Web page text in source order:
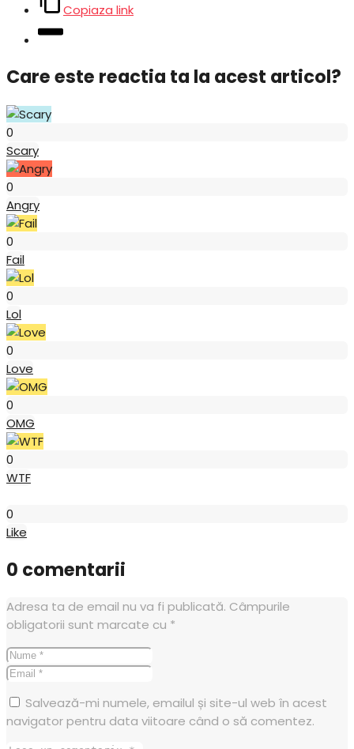
Copiaza link
Care este reactia ta la acest articol?
0
Scary
0
Angry
0
Fail
0
Lol
0
Love
0
OMG
0
WTF
0
Like
0 comentarii
Adresa ta de email nu va fi publicată. Câmpurile
obligatorii sunt marcate cu *
Salvează-mi numele, emailul și site-ul web în acest
navigator pentru data viitoare când o să comentez.